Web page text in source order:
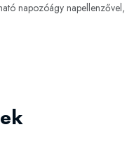
napozóágy napellenzővel,